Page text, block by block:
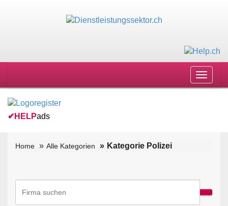
Toggle
✔ HELPads
Home Alle Kategorien Kategorie Polizei